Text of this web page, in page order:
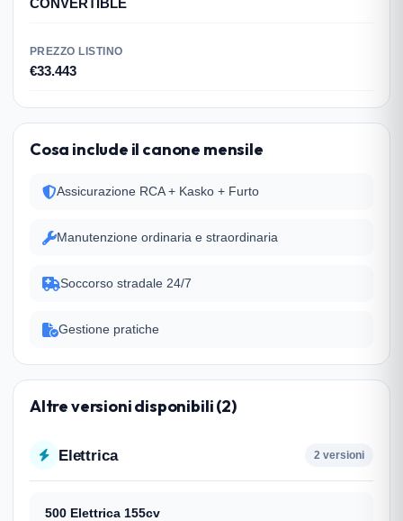
CONVERTIBLE
PREZZO LISTINO
€33.443
Cosa include il canone mensile
Assicurazione RCA + Kasko + Furto
Manutenzione ordinaria e straordinaria
Soccorso stradale 24/7
Gestione pratiche
Altre versioni disponibili (2)
Elettrica 2 versioni
500 Elettrica 155cv